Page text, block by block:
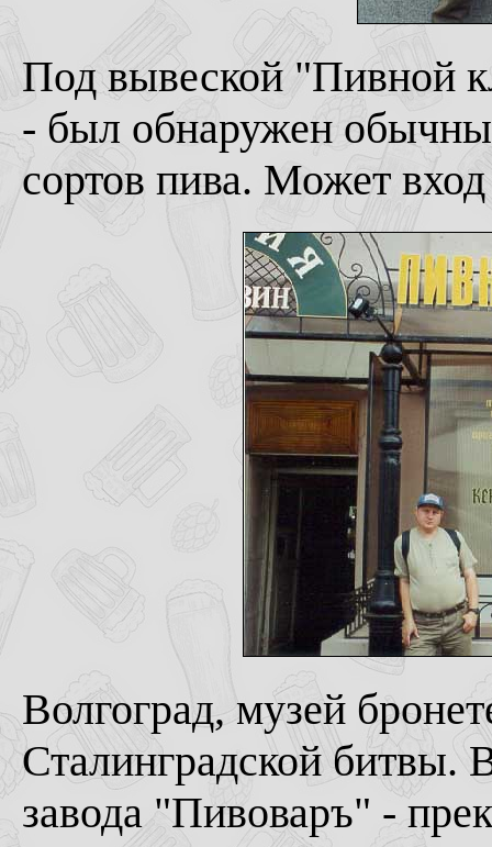
Под вывеской "Пивной
- был обнаружен
сортов пива. Может
Волгоград, музей
Сталинградской
завода "Пивоваръ" -